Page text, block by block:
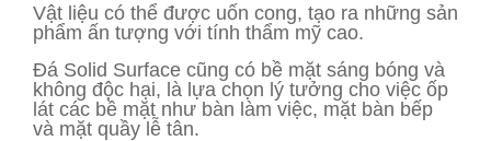
Vật liệu có thể được uốn cong, tạo ra những sản
phẩm ấn tượng với tính thẩm mỹ cao.
Đá Solid Surface cũng có bề mặt sáng bóng và
không độc hại, là lựa chọn lý tưởng cho việc ốp
lát các bề mặt như bàn làm việc, mặt bàn bếp
và mặt quầy lễ tân.